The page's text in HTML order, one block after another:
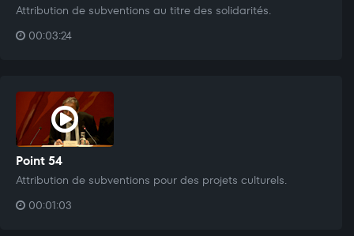
Attribution de subventions au titre des solidarités.
00:03:24
Point 54
Attribution de subventions pour des projets culturels.
00:01:03